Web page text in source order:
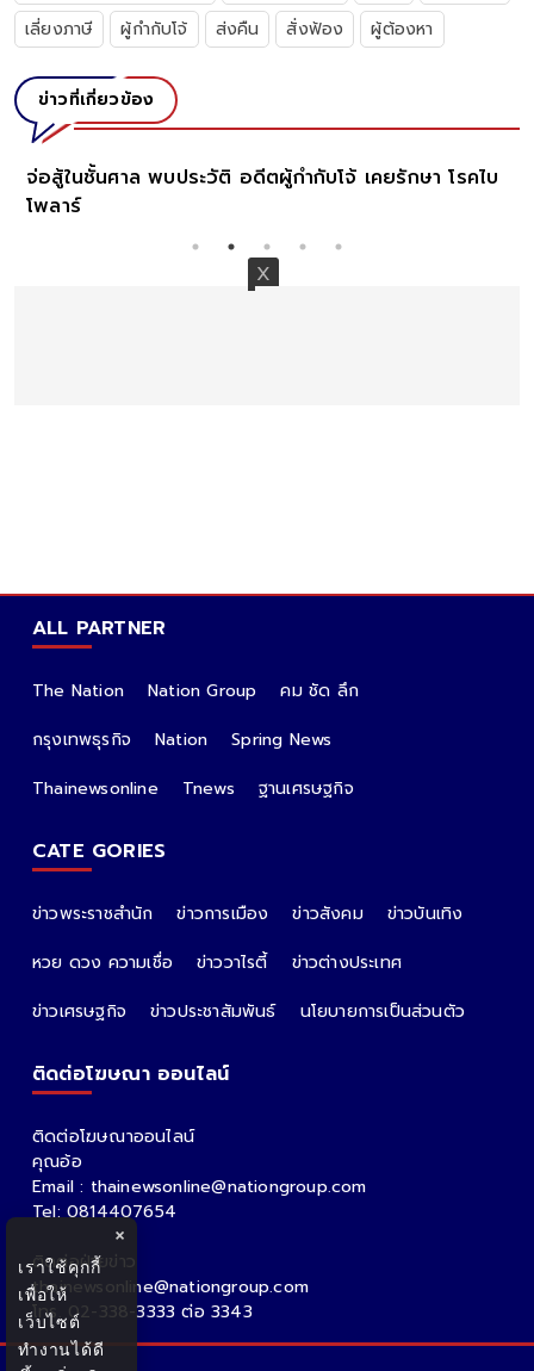
เลี่ยงภาษี
ผู้กำกับโจ้ ส่งคืน สั่งฟ้อง ผู้ต้องหา
ข่าวที่เกี่ยวข้อง
ALL PARTNER
The Nation Nation Group
คม ชัด ลึก
กรุงเทพธุรกิจ
Nation
Spring News
Thainewsonline
Tnews
CATE GORIES
ข่าวพระราชสำนัก ข่าวการเมือง ข่าวสังคม
หวย ดวง ความเชื่อ
ข่าวเศรษฐกิจ
ข่าวประชาสัมพันธ์ นโยบายการเป็นส่วนตัว
ติดต่อโฆษณา ออนไลน์
×
เราใช้คุกกี้
เพื่อให้
เว็บไซต์
ทำงานได้ดี